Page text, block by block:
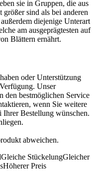
sie in Gruppen, die aus
sind als bei anderen
diejenige Unterart
am ausgeprägtesten auf
Blättern ernährt.
oder Unterstützung
Unser
den bestmöglichen Service
wenn Sie weitere
Bestellung wünschen.
abweichen.
Gleiche StückelungGleicher
Höherer Preis